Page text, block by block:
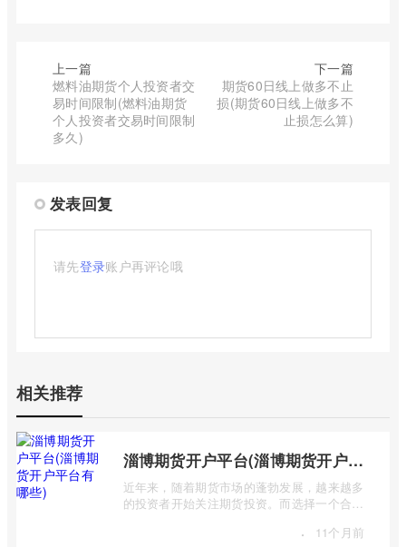
上一篇
燃料油期货个人投资者交
易时间限制(燃料油期货
个人投资者交易时间限制
多久)
下一篇
期货60日线上做多不止
损(期货60日线上做多不
止损怎么算)
发表回复
请先登录账户再评论哦
相关推荐
淄博期货开户平台(淄博期货开户平台有哪些)
近年来，随着期货市场的蓬勃发展，越来越多
的投资者开始关注期货投资。而选择一个合适
· 11个月前